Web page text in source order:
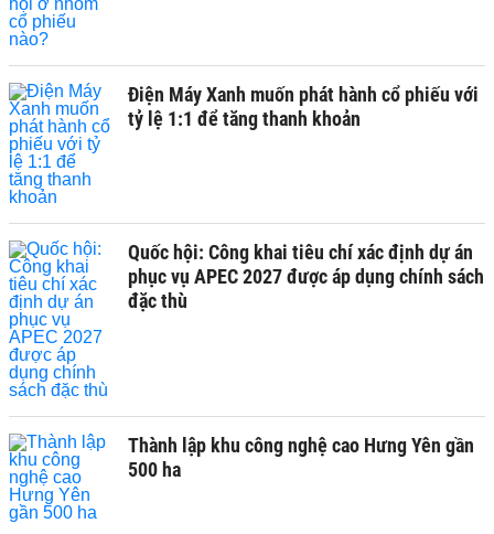
Điện Máy Xanh muốn phát hành cổ phiếu với
tỷ lệ 1:1 để tăng thanh khoản
Quốc hội: Công khai tiêu chí xác định dự án
phục vụ APEC 2027 được áp dụng chính sách
đặc thù
Thành lập khu công nghệ cao Hưng Yên gần
500 ha